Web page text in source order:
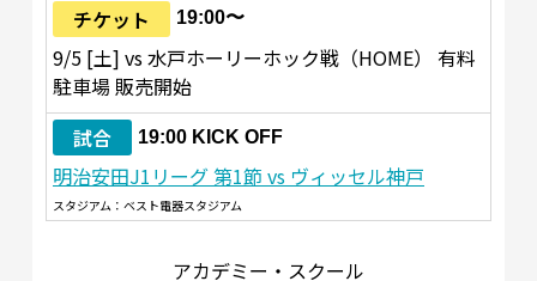
チケット
19:00〜
9/5 [土] vs 水戸ホーリーホック戦（HOME） 有料
駐車場 販売開始
試合
19:00 KICK OFF
明治安田J1リーグ 第1節 vs ヴィッセル神戸
スタジアム：ベスト電器スタジアム
アカデミー・スクール